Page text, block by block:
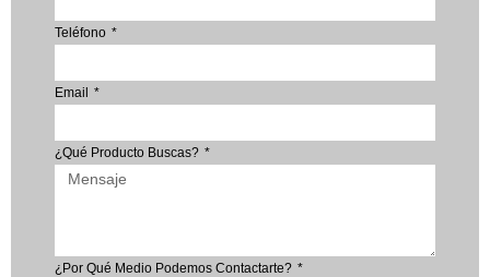
Teléfono
Email
¿Qué Producto Buscas?
¿Por Qué Medio Podemos Contactarte?